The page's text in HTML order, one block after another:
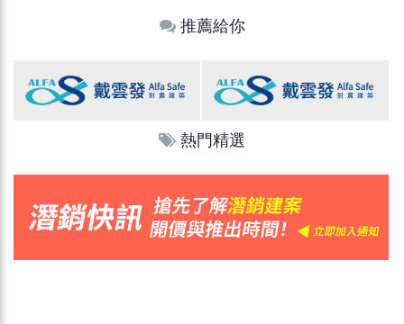
推薦給你
熱門精選